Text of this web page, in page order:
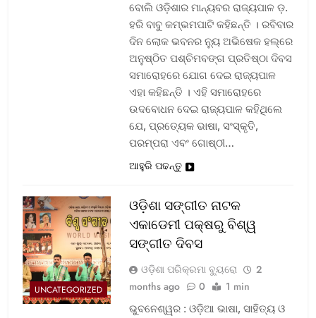
ବୋଲି ଓଡ଼ିଶାର ମାନ୍ୟବର ରାଜ୍ୟପାଳ ଡ଼.
ହରି ବାବୁ କମ୍ଭମପାଟି କହିଛନ୍ତି । ରବିବାର
ଦିନ ଲୋକ ଭବନର ନ୍ୟୁ ଅଭିଷେକ ହଲ୍‌ରେ
ଅନୁଷ୍ଠିତ ପଶ୍ଚିମବଙ୍ଗ ପ୍ରତିଷ୍ଠା ଦିବସ
ସମାରୋହରେ ଯୋଗ ଦେଇ ରାଜ୍ୟପାଳ
ଏହା କହିଛନ୍ତି । ଏହି ସମାରୋହରେ
ଉଦବୋଧନ ଦେଇ ରାଜ୍ୟପାଳ କହିଥିଲେ
ଯେ, ପ୍ରତ୍ୟେକ ଭାଷା, ସଂସ୍କୃତି,
ପରମ୍ପରା ଏବଂ ଗୋଷ୍ଠୀ…
ଆହୁରି ପଢନ୍ତୁ
UNCATEGORIZED
ଓଡ଼ିଶା ସଙ୍ଗୀତ ନାଟକ
ଏକାଡେମୀ ପକ୍ଷରୁ ବିଶ୍ୱ
ସଙ୍ଗୀତ ଦିବସ
ଓଡ଼ିଶା ପରିକ୍ରମା ବ୍ୟୁରୋ
2
months ago
0 1 min
ଭୁବନେଶ୍ୱର : ଓଡ଼ିଆ ଭାଷା, ସାହିତ୍ୟ ଓ